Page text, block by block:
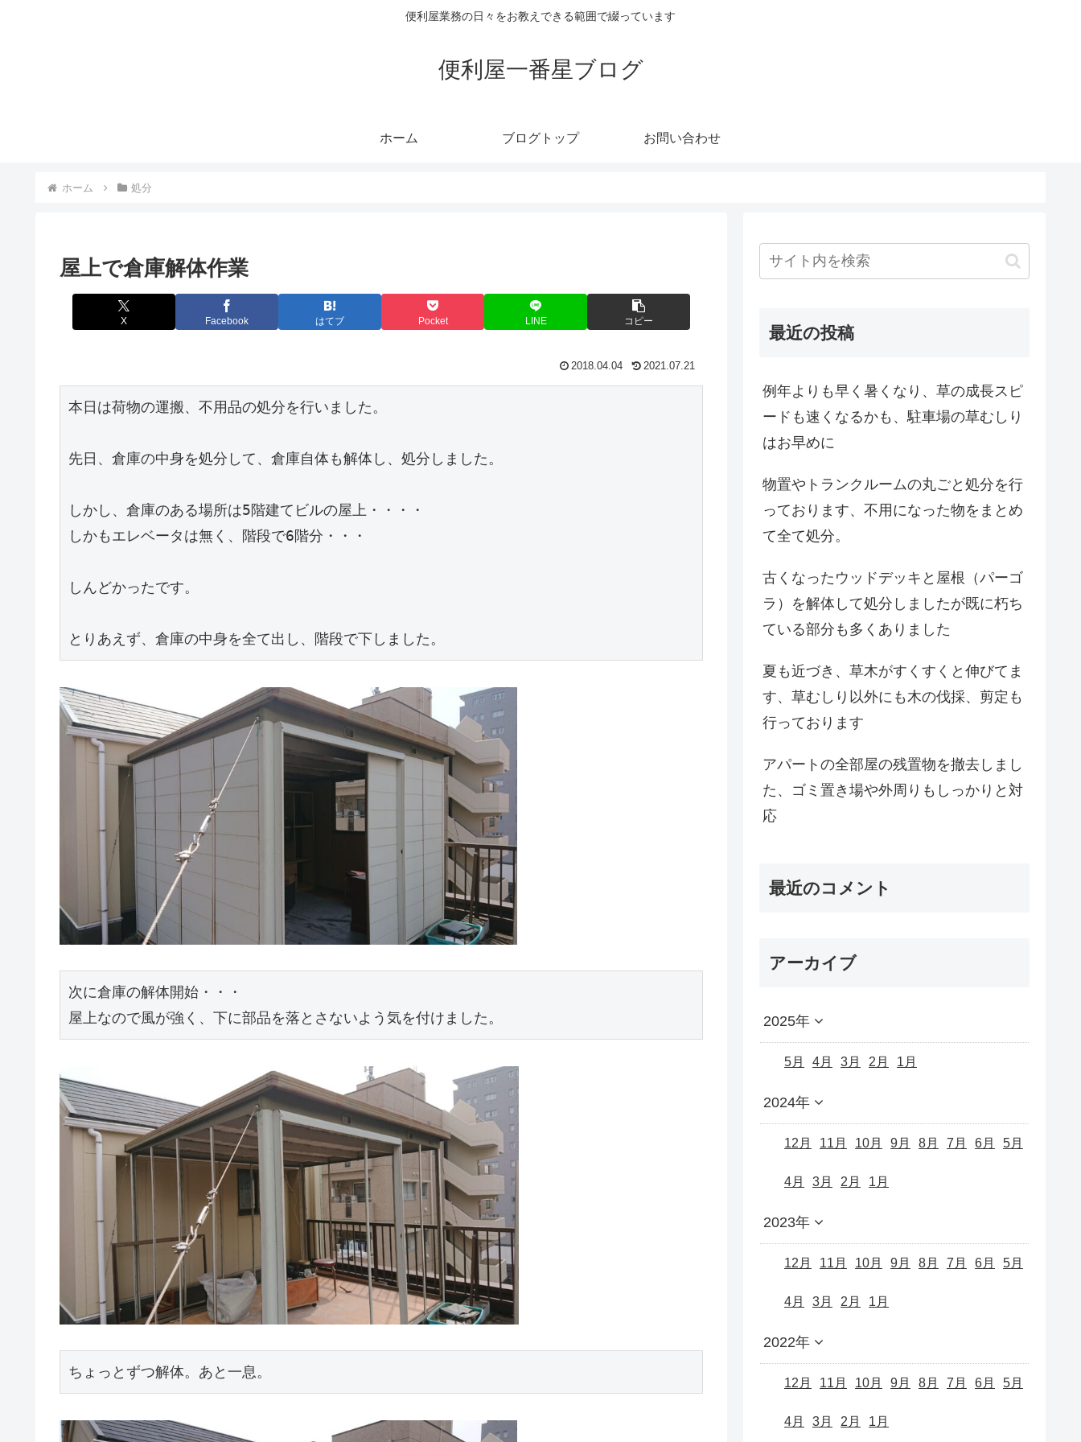
便利屋業務の日々をお教えできる範囲で綴っています
便利屋一番星ブログ
ホーム ブログトップ お問い合わせ
ホーム 処分
屋上で倉庫解体作業
X Facebook はてブ Pocket LINE コピー
2018.04.04 2021.07.21
本日は荷物の運搬、不用品の処分を行いました。
先日、倉庫の中身を処分して、倉庫自体も解体し、処分しました。
しかし、倉庫のある場所は5階建てビルの屋上・・・・
しかもエレベータは無く、階段で6階分・・・
しんどかったです。
とりあえず、倉庫の中身を全て出し、階段で下しました。
次に倉庫の解体開始・・・
屋上なので風が強く、下に部品を落とさないよう気を付けました。
ちょっとずつ解体。あと一息。
最近の投稿
例年よりも早く暑くなり、草の成長スピ
ードも速くなるかも、駐車場の草むしり
はお早めに
物置やトランクルームの丸ごと処分を行
っております、不用になった物をまとめ
て全て処分。
古くなったウッドデッキと屋根（パーゴ
ラ）を解体して処分しましたが既に朽ち
ている部分も多くありました
夏も近づき、草木がすくすくと伸びてま
す、草むしり以外にも木の伐採、剪定も
行っております
アパートの全部屋の残置物を撤去しまし
た、ゴミ置き場や外周りもしっかりと対
応
最近のコメント
アーカイブ
2025年
5月 4月 3月 2月 1月
2024年
12月 11月 10月 9月 8月 7月 6月 5月
4月 3月 2月 1月
2023年
12月 11月 10月 9月 8月 7月 6月 5月
4月 3月 2月 1月
2022年
12月 11月 10月 9月 8月 7月 6月 5月
4月 3月 2月 1月